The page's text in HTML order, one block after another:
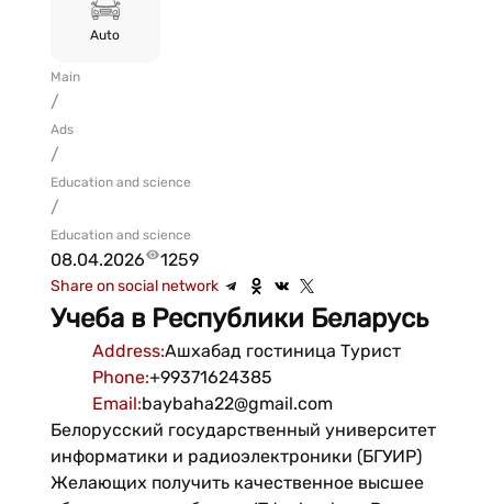
Auto
Main
/
Ads
/
Education and science
/
Education and science
08.04.2026 1259
Share on social network
Учеба в Республики Беларусь
Address:Ашхабад гостиница Турист
Phone:+99371624385
Email:baybaha22@gmail.com
Белорусский государственный университет
информатики и радиоэлектроники (БГУИР)
Желающих получить качественное высшее